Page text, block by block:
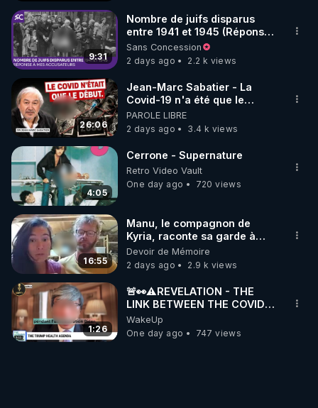
9:31
Nombre de juifs disparus
entre 1941 et 1945 (Réponse
à mes accusateurs)
Sans Concession
2 days ago
2.2 k views
26:06
Jean-Marc Sabatier - La
Covid-19 n'a été que le
début - L'ARNm & l'ARNm-aa
jusqu où auront-t-il ?
PAROLE LIBRE
2 days ago
3.4 k views
4:05
Cerrone - Supernature
Retro Video Vault
One day ago
720 views
16:55
Manu, le compagnon de
Kyria, raconte sa garde à
vue musclée. PARTAGEZ!
Devoir de Mémoire
2 days ago
2.9 k views
1:26
🚨👀⚠️REVELATION - THE
LINK BETWEEN THE COVID
VACCINE AND CANCER -LIEN
VACCIN COVID ET CANCER
WakeUp
One day ago
747 views